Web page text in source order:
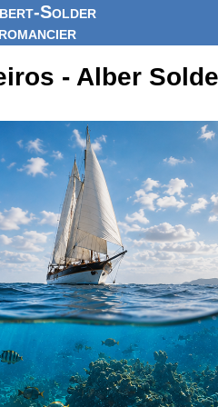
Solder
romancier
- Alber